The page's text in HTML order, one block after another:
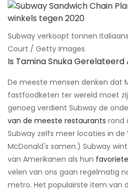
Subway verkoopt tonnen
Court / Getty Images
Is Tamina Snuka Gerelateerd
De meeste mensen denken dat
fastfoodketen ter wereld moet
genoeg verdient Subway de
van de meeste restaurants rond
Subway zelfs meer locaties in de
McDonald's samen.) Subway
van Amerikanen als hun
velen van ons gaan regelmatig
metro. Het populairste item van